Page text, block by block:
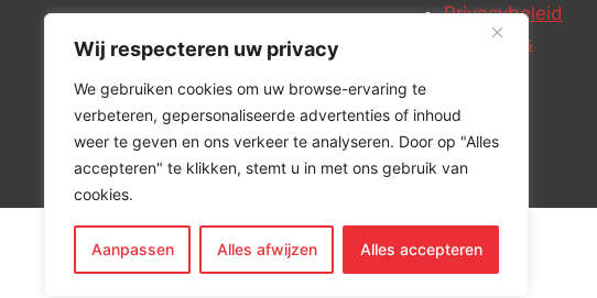
Wij respecteren uw privacy
We gebruiken cookies om uw browse-ervaring te
verbeteren, gepersonaliseerde advertenties of inhoud
weer te geven en ons verkeer te analyseren. Door op "Alles
accepteren" te klikken, stemt u in met ons gebruik van
cookies.
Aanpassen Alles afwijzen Alles accepteren
BTW: NL001915997B81
Privacybeleid
Vacatures